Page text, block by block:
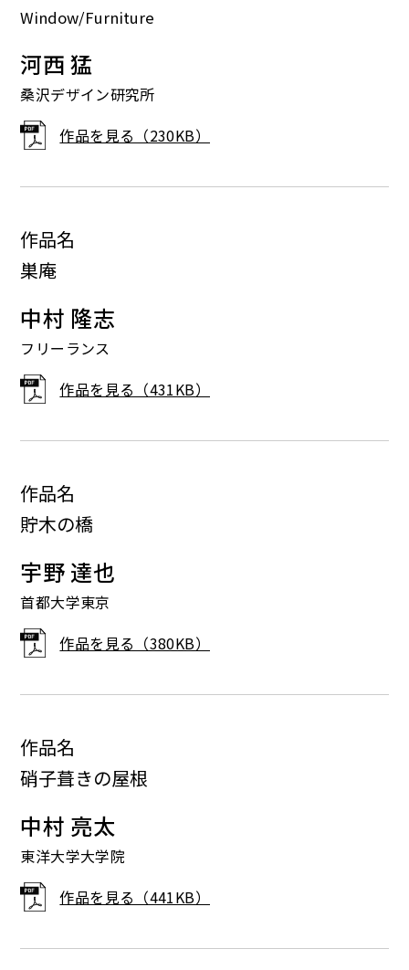
Window/Furniture
河西 猛
桑沢デザイン研究所
作品を見る（230KB）
作品名
巣庵
中村 隆志
フリーランス
作品を見る（431KB）
作品名
貯木の橋
宇野 達也
首都大学東京
作品を見る（380KB）
作品名
硝子葺きの屋根
中村 亮太
東洋大学大学院
作品を見る（441KB）